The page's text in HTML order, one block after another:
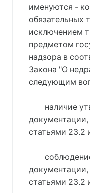
именуются -
обязательных
исключением
предметом
надзора в
Закона "О
следующим
наличие
статьями 23.2
статьями 23.2